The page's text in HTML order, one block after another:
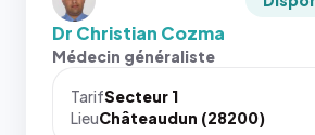
Dr Christian Cozma
Médecin généraliste
TarifSecteur 1
LieuChâteaudun (28200)